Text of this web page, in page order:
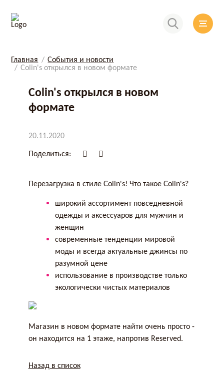
Главная
События и новости
Colin's открылся в новом формате
Colin's открылся в новом
формате
20.11.2020
Поделиться:
Перезагрузка в стиле Colin's! Что такое Colin's?
широкий ассортимент повседневной
одежды и аксессуаров для мужчин и
женщин
современные тенденции мировой
моды и всегда актуальные джинсы по
разумной цене
использование в производстве только
экологически чистых материалов
Магазин в новом формате найти очень просто -
он находится на 1 этаже, напротив Reserved.
Назад в список